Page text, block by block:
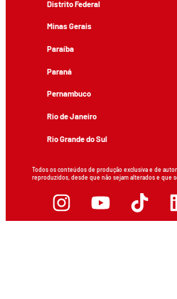
Distrito Federal
Minas Gerais
Paraíba
Paraná
Pernambuco
Rio de Janeiro
Rio Grande do Sul
Todos os conteúdos de produção exclusiva e de
reproduzidos, desde que não sejam alterados e que